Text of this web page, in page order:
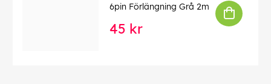
6pin Förlängning Grå 2m
45 kr